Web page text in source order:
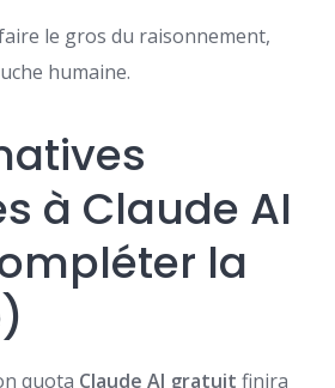
le gros du raisonnement,
humaine.
à Claude AI
la
quota Claude AI gratuit finira